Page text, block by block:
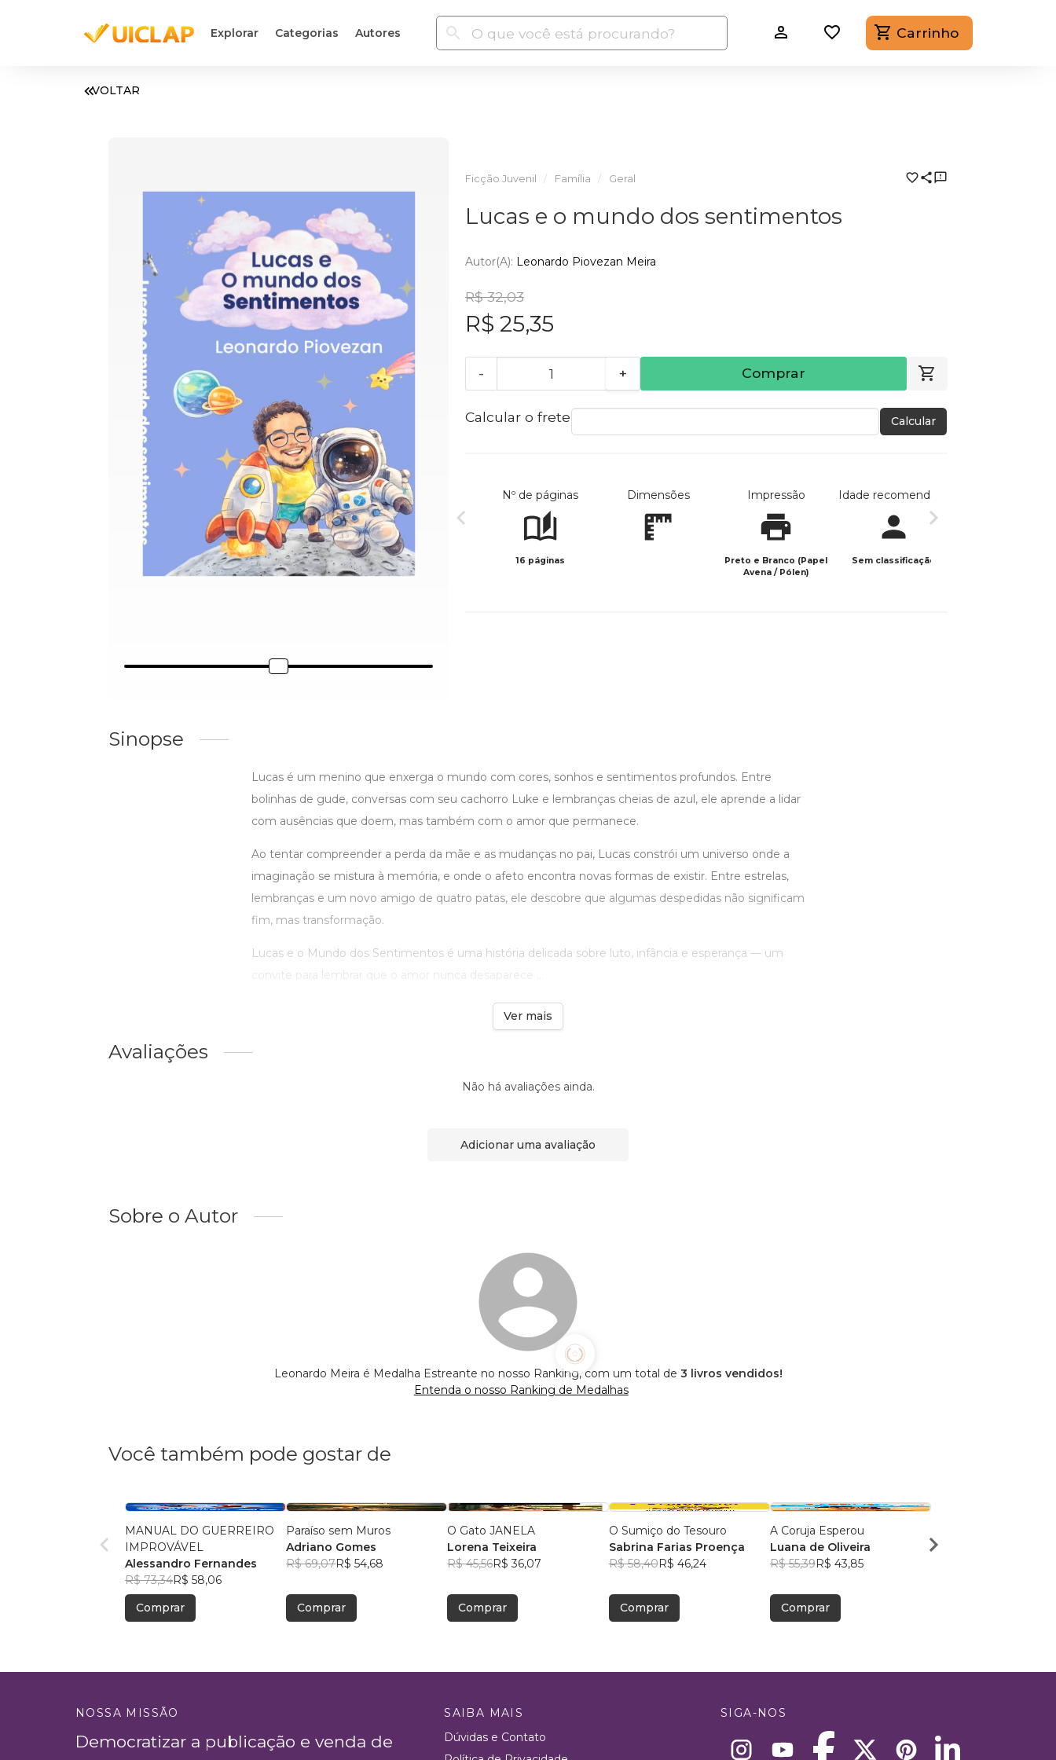
Explorar Categorias Autores Carrinho
VOLTAR
Ficção Juvenil Família Geral
Lucas e o mundo dos sentimentos
Autor(a): Leonardo Piovezan Meira
R$ 32,03
R$ 25,35
- + Comprar
Calcular o frete Calcular
Nº de páginas
16 páginas
Dimensões Impressão
Preto e Branco (Papel
Avena / Pólen)
Idade recomendada
Sem classificação
Sinopse
Lucas é um menino que enxerga o mundo com cores, sonhos e sentimentos profundos. Entre
bolinhas de gude, conversas com seu cachorro Luke e lembranças cheias de azul, ele aprende a lidar
com ausências que doem, mas também com o amor que permanece.
Ao tentar compreender a perda da mãe e as mudanças no pai, Lucas constrói um universo onde a
imaginação se mistura à memória, e onde o afeto encontra novas formas de existir. Entre estrelas,
lembranças e um novo amigo de quatro patas, ele descobre que algumas despedidas não significam
fim, mas transformação.
Lucas e o Mundo dos Sentimentos é uma história delicada sobre luto, infância e esperança — um
convite para lembrar que o amor nunca desaparece ...
Ver mais
Avaliações
Não há avaliações ainda.
Adicionar uma avaliação
Sobre o Autor
Leonardo Meira é Medalha Estreante no nosso Ranking, com um total de 3 livros vendidos!
Entenda o nosso Ranking de Medalhas
Você também pode gostar de
MANUAL DO GUERREIRO
IMPROVÁVEL
Alessandro Fernandes
R$ 73,34R$ 58,06
Comprar
Paraíso sem Muros
Adriano Gomes
R$ 69,07R$ 54,68
Comprar
O Gato JANELA
Lorena Teixeira
R$ 45,56R$ 36,07
Comprar
O Sumiço do Tesouro
Sabrina Farias Proença
R$ 58,40R$ 46,24
Comprar
A Coruja Esperou
Luana de Oliveira
R$ 55,39R$ 43,85
Comprar
Ester Lopez
NOSSA MISSÃO
Democratizar a publicação e venda de
SAIBA MAIS
Dúvidas e Contato
SIGA-NOS